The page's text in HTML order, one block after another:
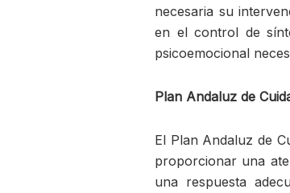
necesaria su
en el control de
psicoemocional
Plan Andaluz de
El Plan Andaluz de
proporcionar una
una respuesta